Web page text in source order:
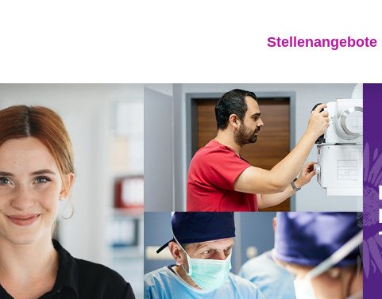
Stellenangebote